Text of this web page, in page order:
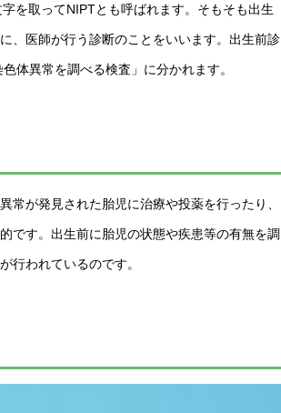
を取ってNIPTとも呼ばれます。そもそも出生
、医師が行う診断のことをいいます。出生前診
体異常を調べる検査」に分かれます。
が発見された胎児に治療や投薬を行ったり、
です。出生前に胎児の状態や疾患等の有無を調
行われているのです。